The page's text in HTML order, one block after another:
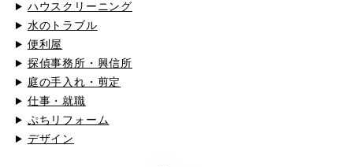
ハウスクリーニング
水のトラブル
便利屋
探偵事務所・興信所
庭の手入れ・剪定
仕事・就職
ぷちリフォーム
デザイン